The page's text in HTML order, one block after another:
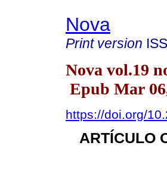
Nova
Print version
Nova vol.19
Epub Mar
https://doi.org/
ARTÍCULO